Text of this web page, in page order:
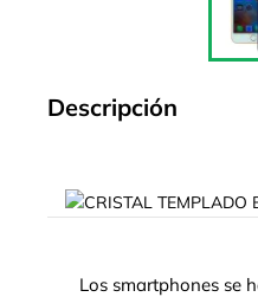
Descripción
Los smartphones se